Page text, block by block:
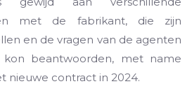
met de fabrikant, die zijn
en de vragen van de agenten
beantwoorden, met name
nieuwe contract in 2024.